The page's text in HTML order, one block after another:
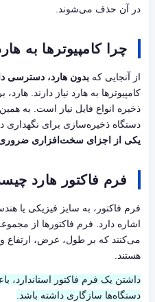
در آن حذف می‌شوند.
چرا کامپیوترها به
از آنجایی که بدون هارد، دسترسی
کامپیوترها به هارد نیاز دارند.
ذخیره انواع فایل نیاز است. به
دستگاه ذخیره‌سازی برای نگهداری
یکی از اجزای سخت‌افزاری ضروری
فرم فاکتور هارد
فرم فاکتور، به سایز فیزیکی یا
اشاره دارد. فرم فاکتورها از
می‌کنند که بر طول، عرض،
هستند.
داشتن یک فرم فاکتور استاندارد،
دستگاه‌ها سازگاری داشته باشد.